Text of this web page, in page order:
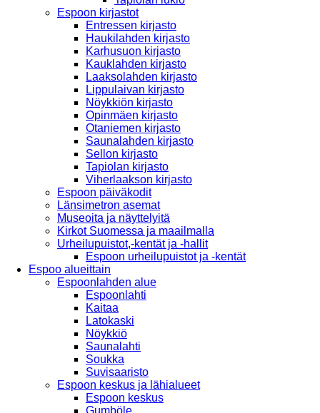
Espoon kirjastot
Entressen kirjasto
Haukilahden kirjasto
Karhusuon kirjasto
Kauklahden kirjasto
Laaksolahden kirjasto
Lippulaivan kirjasto
Nöykkiön kirjasto
Opinmäen kirjasto
Otaniemen kirjasto
Saunalahden kirjasto
Sellon kirjasto
Tapiolan kirjasto
Viherlaakson kirjasto
Espoon päiväkodit
Länsimetron asemat
Museoita ja näyttelyitä
Kirkot Suomessa ja maailmalla
Urheilupuistot,-kentät ja -hallit
Espoon urheilupuistot ja -kentät
Espoo alueittain
Espoonlahden alue
Espoonlahti
Kaitaa
Latokaski
Nöykkiö
Saunalahti
Soukka
Suvisaaristo
Espoon keskus ja lähialueet
Espoon keskus
Gumböle